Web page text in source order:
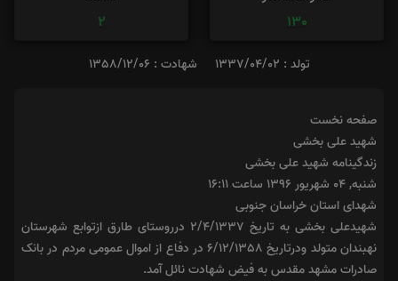
130
2
تولد : 1337/04/02 شهادت : 1358/12/06
صفحه نخست
شهید علی بخشی
زندگینامه شهید علی بخشی
شنبه, ۰۴ شهريور ۱۳۹۶ ساعت ۱۶:۱۱
شهدای استان خراسان جنوبی
شهیدعلی بخشی به تاریخ 2/4/1337 درروستای طارق ازتوابع شهرستان
نهبندان متولد ودرتاریخ 6/12/1358 در دفاع از اموال عمومی مردم در بانک
صادرات مشهد مقدس به فیض شهادت نائل آمد.